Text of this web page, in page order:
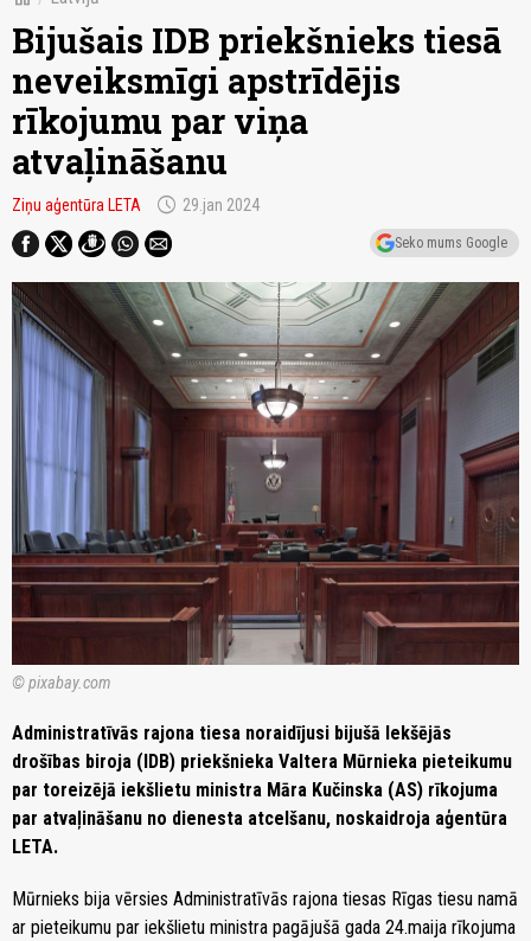
Bijušais IDB priekšnieks tiesā
neveiksmīgi apstrīdējis
rīkojumu par viņa
atvaļināšanu
Ziņu aģentūra LETA schedule 29.jan 2024
Seko mums Google
© pixabay.com
Administratīvās rajona tiesa noraidījusi bijušā Iekšējās
drošības biroja (IDB) priekšnieka Valtera Mūrnieka pieteikumu
par toreizējā iekšlietu ministra Māra Kučinska (AS) rīkojuma
par atvaļināšanu no dienesta atcelšanu, noskaidroja aģentūra
LETA.
Mūrnieks bija vērsies Administratīvās rajona tiesas Rīgas tiesu namā
ar pieteikumu par iekšlietu ministra pagājušā gada 24.maija rīkojuma